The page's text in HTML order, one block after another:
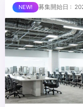
イアント対面または他
・ポートフォリオをお
長」「CVR大幅改善」
・ショートドラマやス
ツの企画・制作経験
・動画編集チームまた
（人数不問）
・個人、法人問わず、
万人規模歓迎）
・各種SNS広告（Meta
運用の仕組みに関する
... 募集開始日 :